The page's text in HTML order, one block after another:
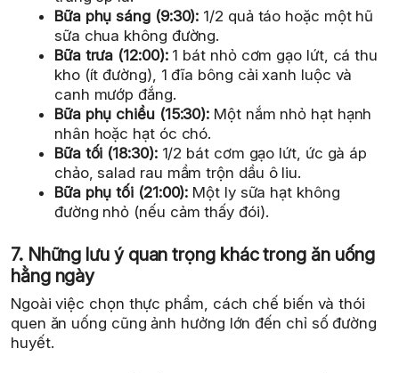
Bữa phụ sáng (9:30): 1/2 quả táo hoặc một hũ
sữa chua không đường.
Bữa trưa (12:00):1 bát nhỏ cơm gạo lứt, cá thu
kho (ít đường), 1 đĩa bông cải xanh luộc và
canh mướp đắng.
Bữa phụ chiều (15:30): Một nắm nhỏ hạt hạnh
nhân hoặc hạt óc chó.
Bữa tối (18:30):1/2 bát cơm gạo lứt, ức gà áp
chảo, salad rau mầm trộn dầu ô liu.
Bữa phụ tối (21:00): Một ly sữa hạt không
đường nhỏ (nếu cảm thấy đói).
7. Những lưu ý quan trọng khác trong ăn uống
hằng ngày
Ngoài việc chọn thực phẩm, cách chế biến và thói
quen ăn uống cũng ảnh hưởng lớn đến chỉ số đường
huyết.